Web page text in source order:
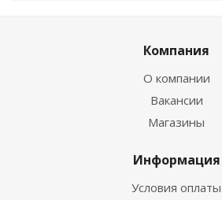
Компания
О компании
Вакансии
Магазины
Информация
Условия оплаты